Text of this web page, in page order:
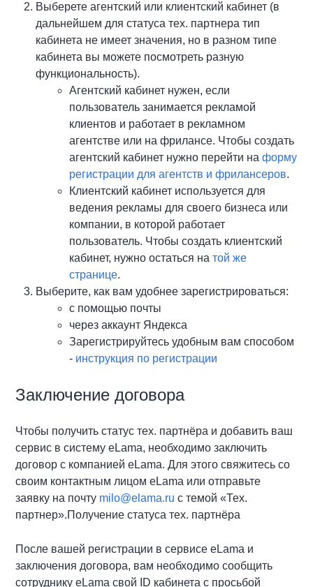
Выберете агентский или клиентский кабинет (в
дальнейшем для статуса тех. партнера тип
кабинета не имеет значения, но в разном типе
кабинета вы можете посмотреть разную
функциональность).
Агентский кабинет нужен, если
пользователь занимается рекламой
клиентов и работает в рекламном
агентстве или на фрилансе. Чтобы создать
агентский кабинет нужно перейти наформу
регистрации для агентств и фрилансеров.
Клиентский кабинет используется для
ведения рекламы для своего бизнеса или
компании, в которой работает
пользователь. Чтобы создать клиентский
кабинет, нужно остаться натой же
странице.
Выберите, как вам удобнее зарегистрироваться:
с помощью почты
через аккаунт Яндекса
Зарегистрируйтесь удобным вам способом
- инструкция по регистрации
Заключение договора
Чтобы получить статус тех. партнёра и добавить ваш
сервис в систему eLama, необходимо заключить
договор с компанией eLama. Для этого свяжитесь со
своим контактным лицом eLama или отправьте
заявку на почту milo@elama.ru с темой «Тех.
партнер».Получение статуса тех. партнёра
После вашей регистрации в сервисе eLama и
заключения договора, вам необходимо сообщить
сотруднику eLama свой ID кабинета с просьбой